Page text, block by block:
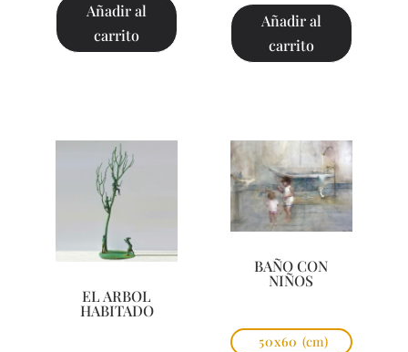
Añadir al
carrito
Añadir al
carrito
EL ARBOL
HABITADO
BAÑO CON
NIÑOS
50x60 (cm)